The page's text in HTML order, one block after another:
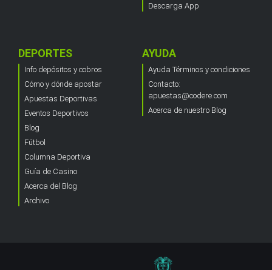
Descarga App
DEPORTES
Info depósitos y cobros
Cómo y dónde apostar
Apuestas Deportivas
Eventos Deportivos
Blog
Fútbol
Columna Deportiva
Guía de Casino
Acerca del Blog
Archivo
AYUDA
Ayuda Términos y condiciones
Contacto:
apuestas@codere.com
Acerca de nuestro Blog